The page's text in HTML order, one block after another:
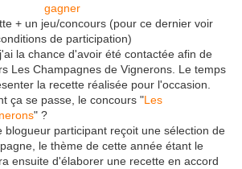
+ un jeu/concours (pour ce dernier voir
de participation)
la chance d'avoir été contactée afin de
Les Champagnes de Vignerons. Le temps
la recette réalisée pour l'occasion.
ça se passe, le concours "Les
" ?
blogueur participant reçoit une sélection de
le thème de cette année étant le
ensuite d'élaborer une recette en accord